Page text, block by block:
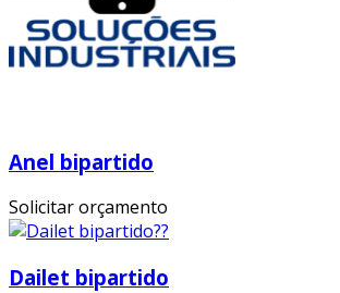
Anel bipartido
Solicitar orçamento
Dailet bipartido